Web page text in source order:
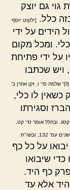
גם יוצק
כלל.
[ילקוט יוסף
הידים על ידי
ומכל מקום
על ידי פתיחת
ויש שכתבו
[לך שלמה סי' ו. זקן אהרן ב'
לו כלי,
וסגירתו
ובהלל אומר סי' קט,
ובישכיל עבדי ח"ה סי' כו, ובציץ אליעזר ח סי' ז. וע"ע בס' דובב שפתי ישנים עמ' 132, ובשו"ת
על כל כף
שיבואו
כף היד.
אלא עד